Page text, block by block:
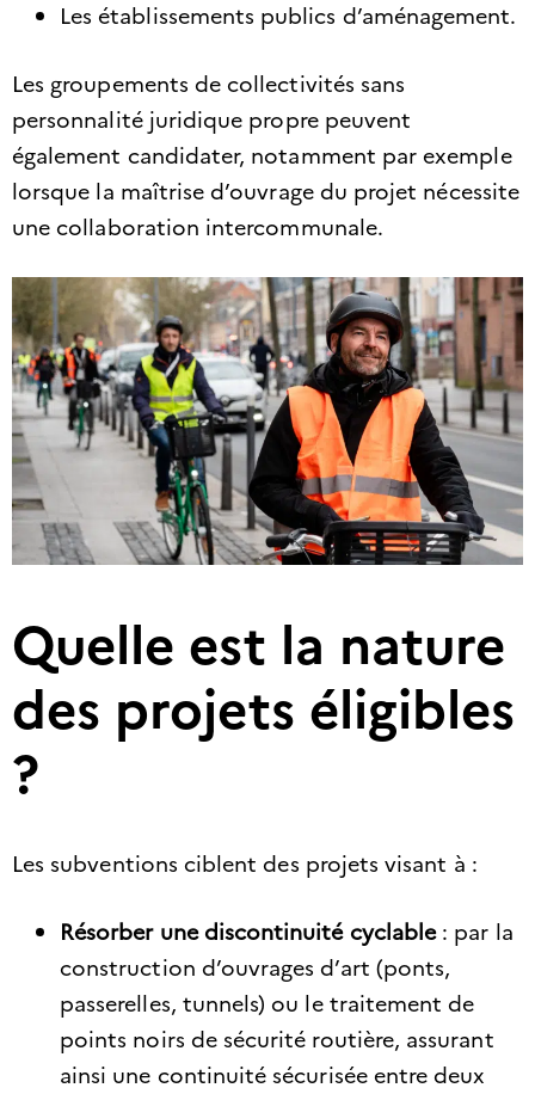
Les établissements publics d’aménagement.​
Les groupements de collectivités sans
personnalité juridique propre peuvent
également candidater, notamment par exemple
lorsque la maîtrise d’ouvrage du projet nécessite
une collaboration intercommunale.
Quelle est la nature
des projets éligibles
?
Les subventions ciblent des projets visant à :​
Résorber une discontinuité cyclable: par la
construction d’ouvrages d’art (ponts,
passerelles, tunnels) ou le traitement de
points noirs de sécurité routière, assurant
ainsi une continuité sécurisée entre deux